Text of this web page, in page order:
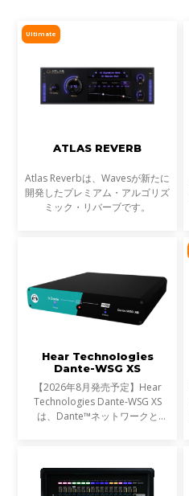
Ultimate
ATLAS REVERB
Atlas Reverbは、Wavesが新たに
開発したプレミアム・アルゴリズ
ミック・リバーブです。
Hear Technologies
Dante-WSG XS
【2026年8月発売予定】Hear
Technologies Dante-WSG XS
は、Dante™ネットワークと
eMotion LV1シリーズや
SuperRackシステムをDante